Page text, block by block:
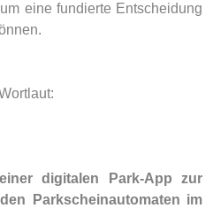
eine fundierte Entscheidung
digitalen Park-App zur
Parkscheinautomaten im